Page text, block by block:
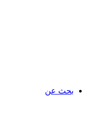
بحث عن